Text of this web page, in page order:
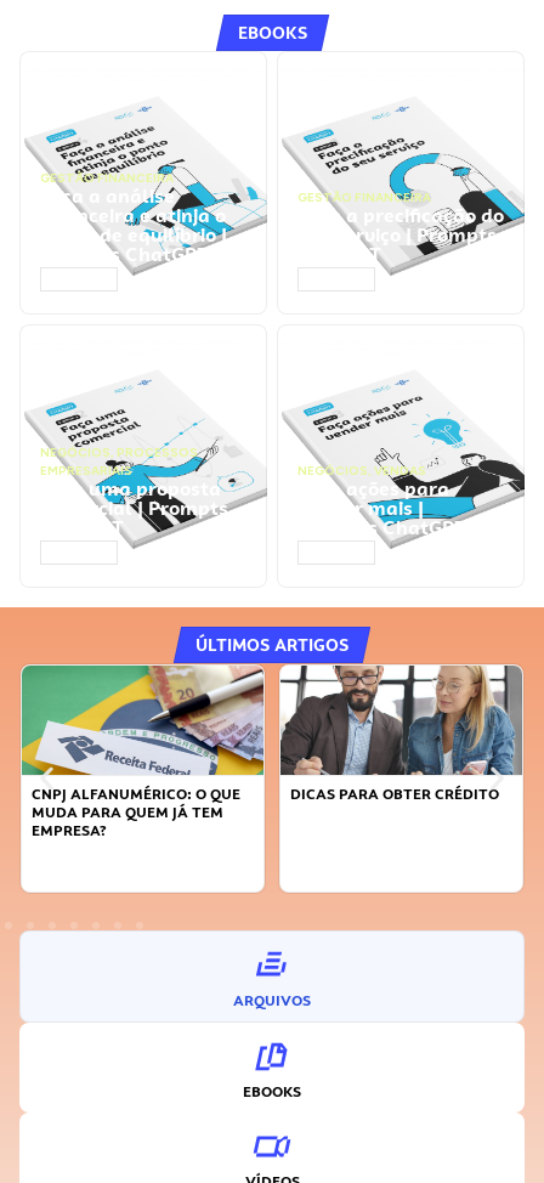
EBOOKS
GESTÃO FINANCEIRA
Faça a análise
financeira e atinja o
ponto de equilíbrio |
Prompts ChatGPT
GESTÃO FINANCEIRA
Faça a precificação do
seu serviço | Prompts
ChatGPT
NEGÓCIOS, PROCESSOS
EMPRESARIAIS
Faça uma proposta
comercial | Prompts
ChatGPT
NEGÓCIOS, VENDAS
Faça ações para
vender mais |
Prompts ChatGPT
ÚLTIMOS ARTIGOS
CNPJ ALFANUMÉRICO: O QUE
MUDA PARA QUEM JÁ TEM
EMPRESA?
DICAS PARA OBTER CRÉDITO
ARQUIVOS
EBOOKS